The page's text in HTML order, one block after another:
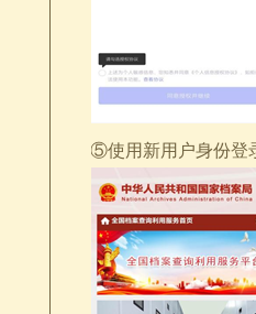
⑤使用新用户身份登